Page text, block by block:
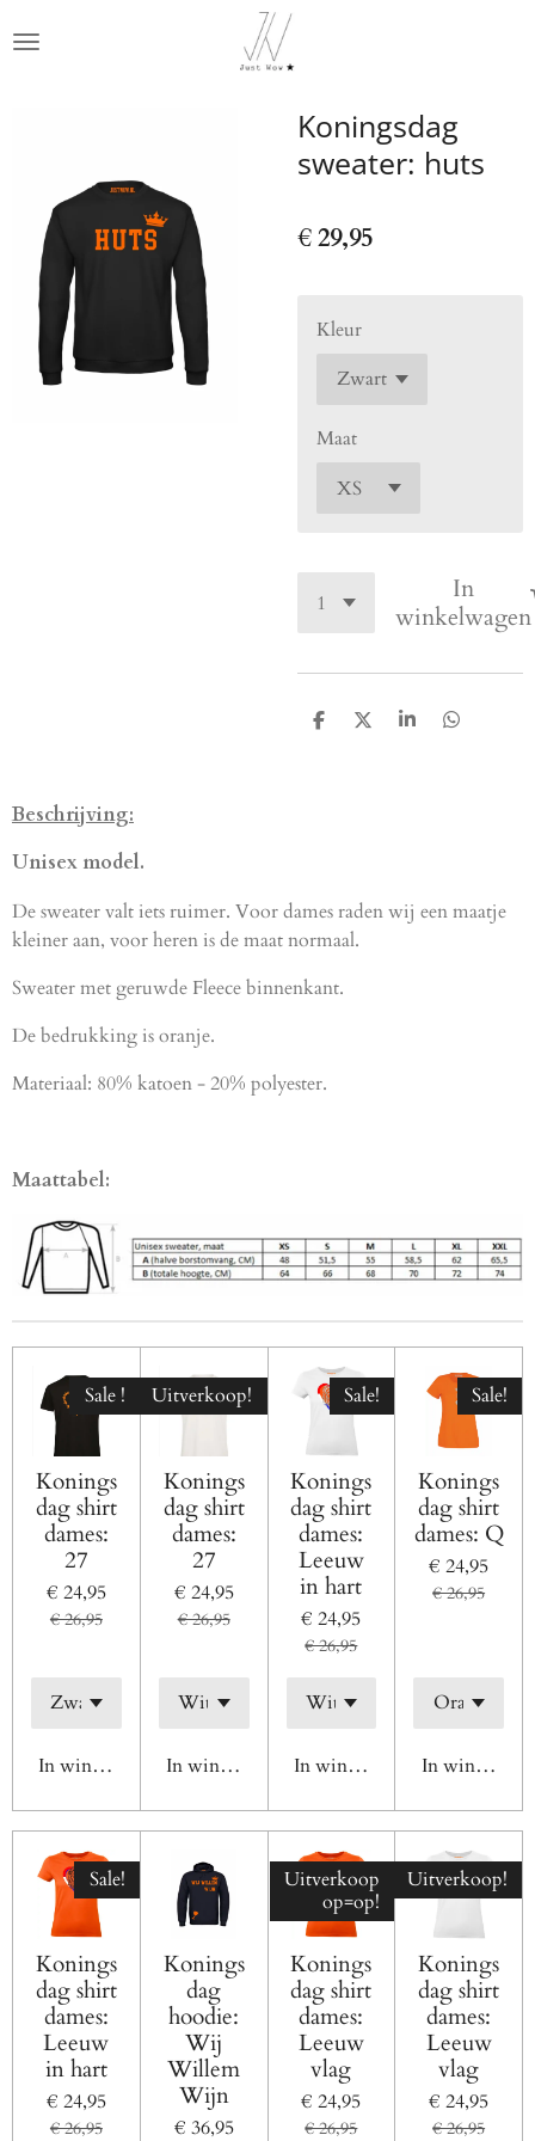
direct
Koningsdag
sweater: huts
€ 29,95
Kleur
Maat
In
winkelwagen
D
D
S
D
Beschrijving:
Unisex model.
De sweater valt iets ruimer. Voor dames raden wij een maatje
kleiner aan, voor heren is de maat normaal.
Sweater met geruwde Fleece binnenkant.
De bedrukking is oranje.
Materiaal: 80% katoen - 20% polyester.
Maattabel:
Sale !
Konings
dag shirt
dames:
27
€ 24,95
€ 26,95
In winkelwagen
Uitverkoop!
Konings
dag shirt
dames:
27
€ 24,95
€ 26,95
In winkelwagen
Sale!
Konings
dag shirt
dames:
Leeuw
in hart
€ 24,95
€ 26,95
In winkelwagen
Sale!
Konings
dag shirt
dames: Q
€ 24,95
€ 26,95
In
Sale!
Konings
dag shirt
dames:
Leeuw
in hart
€ 24,95
€ 26,95
Konings
dag
hoodie:
Wij
Willem
Wijn
€ 36,95
Uitverkoop
op=op!
Konings
dag shirt
dames:
Leeuw
vlag
€ 24,95
€ 26,95
Uitverkoop!
Konings
dag shirt
dames:
Leeuw
vlag
€ 24,95
€ 26,95